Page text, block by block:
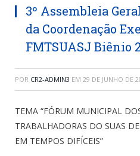
3º Assembleia
da Coordenação
FMTSUASJ Biênio
POR CR2-ADMIN3 EM 29 DE JUNHO DE
TEMA “FÓRUM MUNICIPAL
TRABALHADORAS DO SUAS
EM TEMPOS DIFÍCEIS”